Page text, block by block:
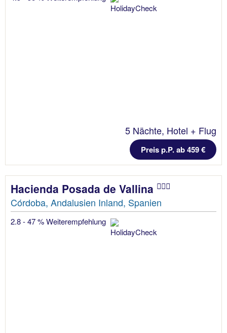
5 Nächte, Hotel + Flug
Preis p.P. ab 459 €
Hacienda Posada de Vallina
Córdoba, Andalusien Inland, Spanien
2.8 - 47 % Weiterempfehlung